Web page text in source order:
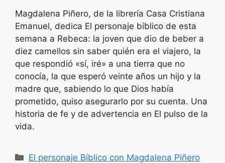
Magdalena Piñero, de la librería Casa Cristiana
Emanuel, dedica El personaje bíblico de esta
semana a Rebeca: la joven que dio de beber a
diez camellos sin saber quién era el viajero, la
que respondió «sí, iré» a una tierra que no
conocía, la que esperó veinte años un hijo y la
madre que, sabiendo lo que Dios había
prometido, quiso asegurarlo por su cuenta. Una
historia de fe y de advertencia en El pulso de la
vida.
Categorías
El personaje Bíblico con Magdalena Piñero